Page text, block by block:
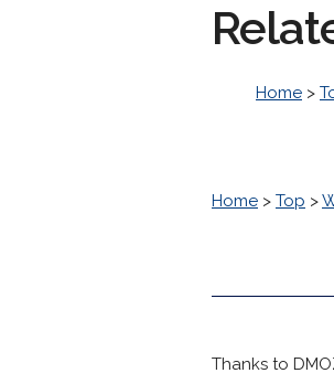
Home >
Home > Top >
Thanks to